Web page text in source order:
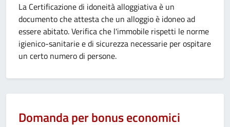
La Certificazione di idoneità alloggiativa è un
documento che attesta che un alloggio è idoneo ad
essere abitato. Verifica che l'immobile rispetti le norme
igienico-sanitarie e di sicurezza necessarie per ospitare
un certo numero di persone.
Domanda per bonus economici